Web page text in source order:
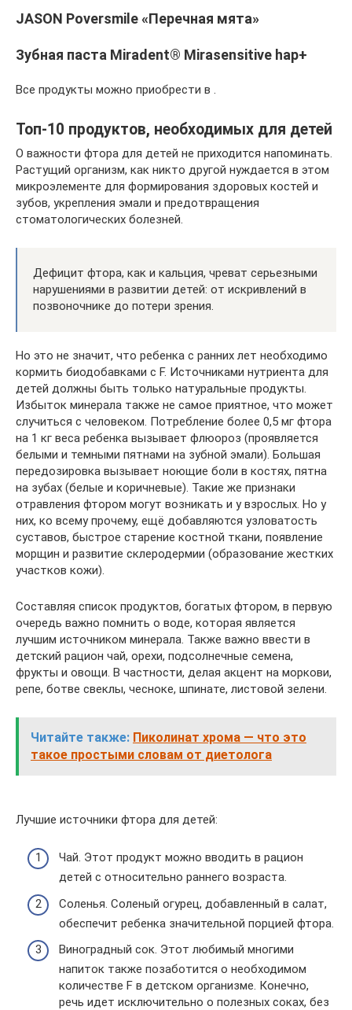
JASON Poversmile «Перечная мята»
Зубная паста Miradent® Mirasensitive hap+
Все продукты можно приобрести в .
Топ-10 продуктов, необходимых для детей
О важности фтора для детей не приходится напоминать.
Растущий организм, как никто другой нуждается в этом
микроэлементе для формирования здоровых костей и
зубов, укрепления эмали и предотвращения
стоматологических болезней.
Дефицит фтора, как и кальция, чреват серьезными
нарушениями в развитии детей: от искривлений в
позвоночнике до потери зрения.
Но это не значит, что ребенка с ранних лет необходимо
кормить биодобавками с F. Источниками нутриента для
детей должны быть только натуральные продукты.
Избыток минерала также не самое приятное, что может
случиться с человеком. Потребление более 0,5 мг фтора
на 1 кг веса ребенка вызывает флюороз (проявляется
белыми и темными пятнами на зубной эмали). Большая
передозировка вызывает ноющие боли в костях, пятна
на зубах (белые и коричневые). Такие же признаки
отравления фтором могут возникать и у взрослых. Но у
них, ко всему прочему, ещё добавляются узловатость
суставов, быстрое старение костной ткани, появление
морщин и развитие склеродермии (образование жестких
участков кожи).
Составляя список продуктов, богатых фтором, в первую
очередь важно помнить о воде, которая является
лучшим источником минерала. Также важно ввести в
детский рацион чай, орехи, подсолнечные семена,
фрукты и овощи. В частности, делая акцент на моркови,
репе, ботве свеклы, чесноке, шпинате, листовой зелени.
Читайте также: Пиколинат хрома — что это
такое простыми словам от диетолога
Лучшие источники фтора для детей:
Чай. Этот продукт можно вводить в рацион
детей с относительно раннего возраста.
Соленья. Соленый огурец, добавленный в салат,
обеспечит ребенка значительной порцией фтора.
Виноградный сок. Этот любимый многими
напиток также позаботится о необходимом
количестве F в детском организме. Конечно,
речь идет исключительно о полезных соках, без